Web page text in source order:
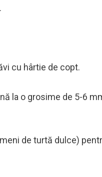
cu hârtie de copt.
la o grosime de 5-6
de turtă dulce)